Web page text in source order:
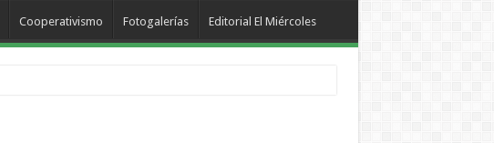
Cooperativismo Fotogalerías Editorial El Miércoles